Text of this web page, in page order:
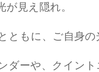
が見え隠れ。
ともに、ご自身
ダーや、クイン